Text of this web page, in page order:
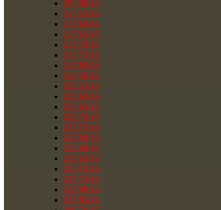
205/80/16
215/55/16
215/60/16
215/65/16
215/70/16
215/75/16
215/80/16
225/50/16
225/55/16
225/60/16
225/65/16
225/70/16
225/75/16
225/80/16
235/60/16
235/65/16
235/70/16
235/75/16
235/80/16
235/85/16